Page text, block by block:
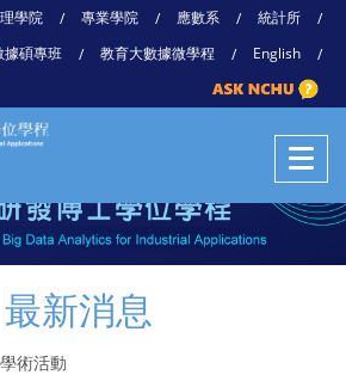
理學院 / 專業學院 / 應數系 / 統計所
/
據碩專班 / 教育大數據微學程 / English /
最新消息
學術活動